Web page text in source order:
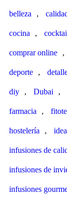
belleza ,
cocina ,
comprar online ,
deporte ,
diy , Dubai ,
farmacia ,
hostelería ,
infusiones de
infusiones de
infusiones